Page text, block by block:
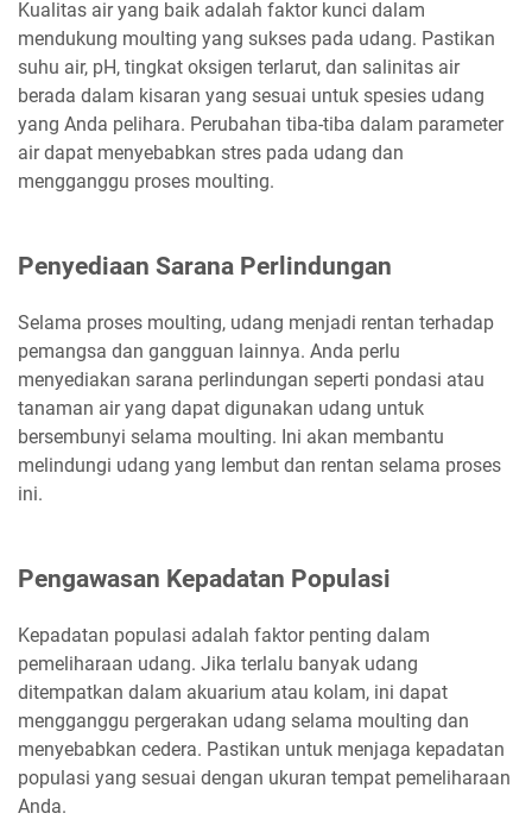
Kualitas air yang baik adalah faktor kunci dalam
mendukung moulting yang sukses pada udang. Pastikan
suhu air, pH, tingkat oksigen terlarut, dan salinitas air
berada dalam kisaran yang sesuai untuk spesies udang
yang Anda pelihara. Perubahan tiba-tiba dalam parameter
air dapat menyebabkan stres pada udang dan
mengganggu proses moulting.
Penyediaan Sarana Perlindungan
Selama proses moulting, udang menjadi rentan terhadap
pemangsa dan gangguan lainnya. Anda perlu
menyediakan sarana perlindungan seperti pondasi atau
tanaman air yang dapat digunakan udang untuk
bersembunyi selama moulting. Ini akan membantu
melindungi udang yang lembut dan rentan selama proses
ini.
Pengawasan Kepadatan Populasi
Kepadatan populasi adalah faktor penting dalam
pemeliharaan udang. Jika terlalu banyak udang
ditempatkan dalam akuarium atau kolam, ini dapat
mengganggu pergerakan udang selama moulting dan
menyebabkan cedera. Pastikan untuk menjaga kepadatan
populasi yang sesuai dengan ukuran tempat pemeliharaan
Anda.